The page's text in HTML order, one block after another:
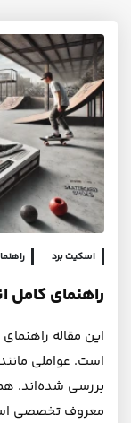
اسکیت برد
راهنمای
این مقاله
است. عواملی
بررسی شده‌اند.
معروف تخصصی